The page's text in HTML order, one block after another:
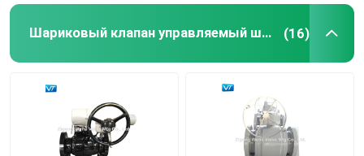
Шариковый клапан управляемый шестерней (16)